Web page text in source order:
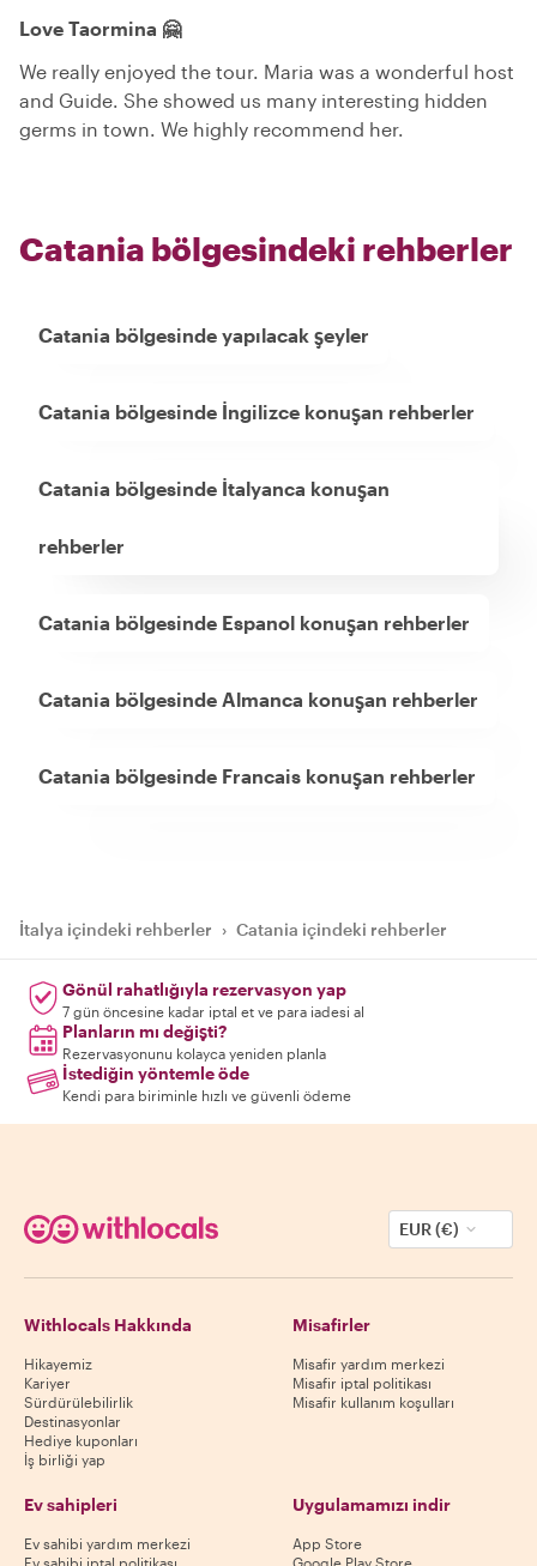
Love Taormina 🤗
We really enjoyed the tour. Maria was a wonderful host
and Guide. She showed us many interesting hidden
germs in town. We highly recommend her.
Catania bölgesindeki rehberler
Catania bölgesinde yapılacak şeyler
Catania bölgesinde İngilizce konuşan rehberler
Catania bölgesinde İtalyanca konuşan
rehberler
Catania bölgesinde Espanol konuşan rehberler
Catania bölgesinde Almanca konuşan rehberler
Catania bölgesinde Francais konuşan rehberler
İtalya içindeki rehberler › Catania içindeki rehberler
Gönül rahatlığıyla rezervasyon yap
7 gün öncesine kadar iptal et ve para iadesi al
Planların mı değişti?
Rezervasyonunu kolayca yeniden planla
İstediğin yöntemle öde
Kendi para biriminle hızlı ve güvenli ödeme
EUR (€)
Withlocals Hakkında
Hikayemiz
Kariyer
Sürdürülebilirlik
Destinasyonlar
Hediye kuponları
İş birliği yap
Misafirler
Misafir yardım merkezi
Misafir iptal politikası
Misafir kullanım koşulları
Ev sahipleri
Ev sahibi yardım merkezi
Ev sahibi iptal politikası
Uygulamamızı indir
App Store
Google Play Store